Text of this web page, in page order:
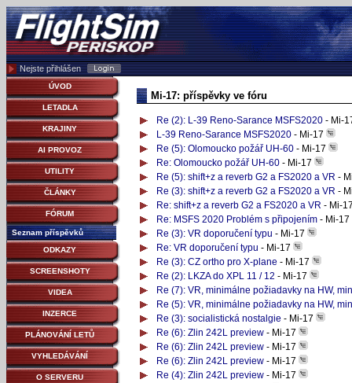
Nejste přihlášen
ÚVOD
LETADLA
KRAJINY
AI PROVOZ
UTILITY
ČLÁNKY
FÓRUM
Seznam příspěvků
ODKAZY
SCREENSHOTY
VIDEA
INZERCE
PLÁNOVÁNÍ LETŮ
VYHLEDÁVÁNÍ
O SERVERU
Mi-17: příspěvky ve fóru
Re (2): L-39 Reno-Sarance MSFS2020- Mi-
L-39 Reno-Sarance MSFS2020- Mi-17
Re (5): Olomoucko požář UH-60- Mi-17
Re: Olomoucko požář UH-60- Mi-17
Re (5): shift+z a reverb G2 a FS2020 a VR -
Re (3): shift+z a reverb G2 a FS2020 a VR -
Re: shift+z a reverb G2 a FS2020 a VR - Mi-
Re: MSFS 2020 Problém s připojením- Mi-17
Re (3): VR doporučení typu - Mi-17
Re: VR doporučení typu - Mi-17
Re (3): CZ ortho pro X-plane - Mi-17
Re (2): LKZA do XPL 11 / 12 - Mi-17
Re (7): VR, minimálne požiadavky na HW,
Re (5): VR, minimálne požiadavky na HW,
Re (3): socialistická nostalgie - Mi-17
Re (6): Zlin 242L preview- Mi-17
Re (6): Zlin 242L preview- Mi-17
Re (6): Zlin 242L preview- Mi-17
Re (4): Zlin 242L preview- Mi-17